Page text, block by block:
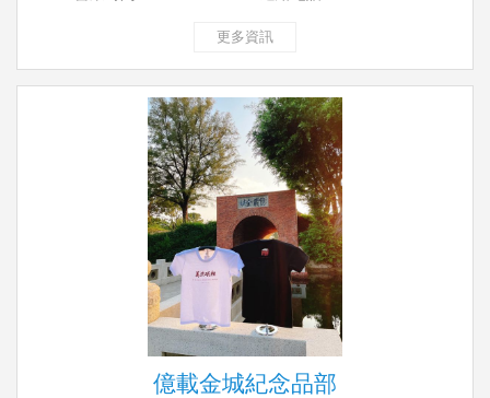
更多資訊
億載金城紀念品部